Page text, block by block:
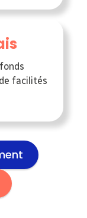
facilités